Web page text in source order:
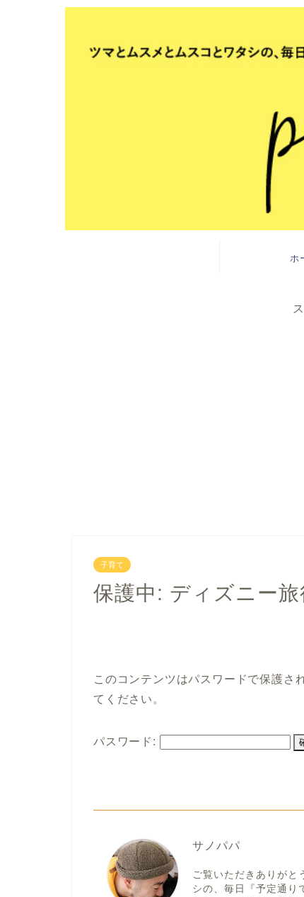
ホ
子育て
保護中: ディズニー旅
このコンテンツはパスワードで保護さ
てください。
パスワード:
サノパパ
ご覧いただきありがと
シの、毎日『予定通り